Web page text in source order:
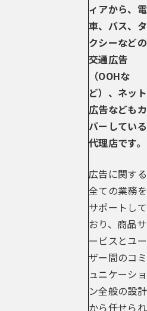
ィアから、電
車、バス、タ
クシーなどの
交通広告
（OOHな
ど）、ネット
広告などもカ
バーしている
代理店です。
広告に関する
全ての業務を
サポートして
おり、商品サ
ービスとユー
ザー間のコミ
ュニケーショ
ン全般の設計
から任せられ